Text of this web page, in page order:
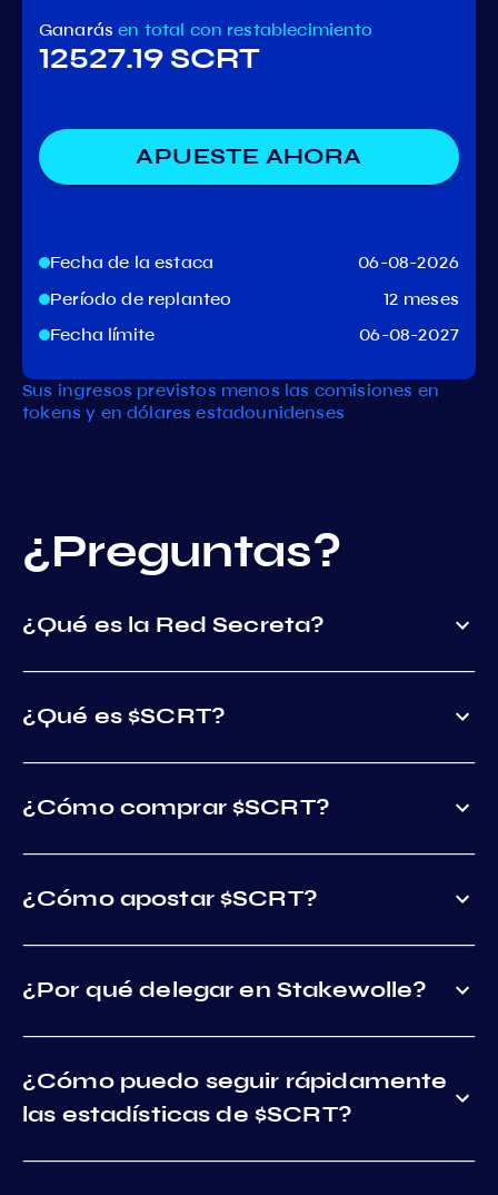
Ganarás en total con restablecimiento
12527.19 SCRT
APUESTE AHORA
Fecha de la estaca
06-08-2026
Período de replanteo
12 meses
Fecha límite
06-08-2027
Sus ingresos previstos menos las comisiones en
tokens y en dólares estadounidenses
¿Preguntas?
¿Qué es la Red Secreta?
¿Qué es $SCRT?
¿Cómo comprar $SCRT?
¿Cómo apostar $SCRT?
¿Por qué delegar en Stakewolle?
¿Cómo puedo seguir rápidamente
las estadísticas de $SCRT?